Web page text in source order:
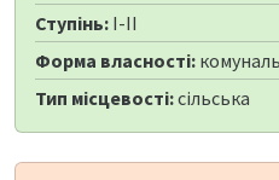
Ступінь: I-II
Форма власності:
Тип місцевості:сільська